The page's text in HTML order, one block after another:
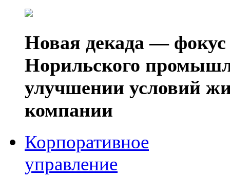
Новая декада — фокус
Норильского
улучшении условий
компании
Корпоративное
управление